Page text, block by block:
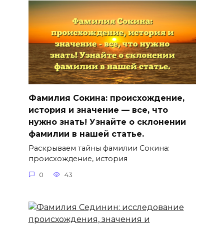
Фамилия Сокина: происхождение,
история и значение — все, что
нужно знать! Узнайте о склонении
фамилии в нашей статье.
Раскрываем тайны фамилии Сокина:
происхождение, история
0 43